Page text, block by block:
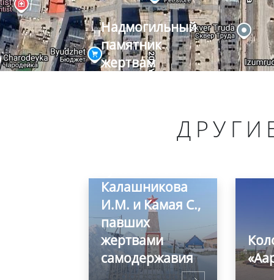
Надмогильный
памятник
жертвам
Калашникова
И.М. и Камая С.,
павших
жертвами
самодержавия